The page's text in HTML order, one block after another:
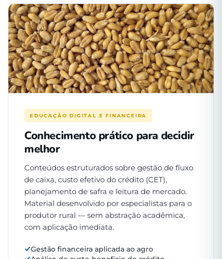
EDUCAÇÃO DIGITAL E FINANCEIRA
Conhecimento prático para decidir
melhor
Conteúdos estruturados sobre gestão de fluxo
de caixa, custo efetivo do crédito (CET),
planejamento de safra e leitura de mercado.
Material desenvolvido por especialistas para o
produtor rural — sem abstração acadêmica,
com aplicação imediata.
Gestão financeira aplicada ao agro